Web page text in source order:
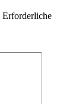
Erforderliche